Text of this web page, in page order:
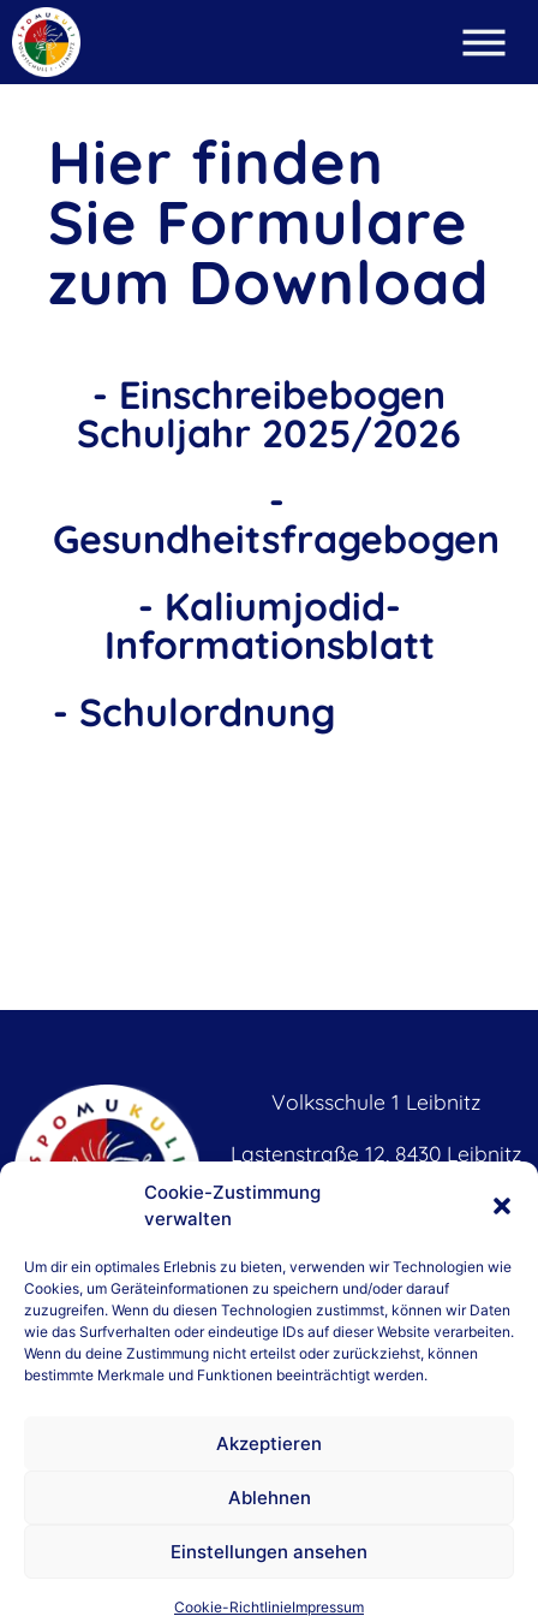
Cookie-Zustimmung
verwalten
Um dir ein optimales Erlebnis zu bieten, verwenden wir Technologien wie
Cookies, um Geräteinformationen zu speichern und/oder darauf
zuzugreifen. Wenn du diesen Technologien zustimmst, können wir Daten
wie das Surfverhalten oder eindeutige IDs auf dieser Website verarbeiten.
Wenn du deine Zustimmung nicht erteilst oder zurückziehst, können
bestimmte Merkmale und Funktionen beeinträchtigt werden.
Akzeptieren
Ablehnen
Einstellungen ansehen
Cookie-RichtlinieImpressum
Hier finden
Sie Formulare
zum Download
- Einschreibebogen
Schuljahr 2025/2026
-
Gesundheitsfragebogen
- Kaliumjodid-
Informationsblatt
- Schulordnung
Volksschule 1 Leibnitz
Lastenstraße 12, 8430 Leibnitz
T +43 3452 82 302
vs.leibnitz1@vs-leibnitz.at
GTS Leibnitz
T +43 676 84 92 02 231
WICHTIGE LINKS
Gemeinde Leibnitz